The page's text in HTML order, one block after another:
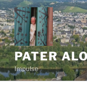
Zum
Inhalt
springen
PATER
Impulse